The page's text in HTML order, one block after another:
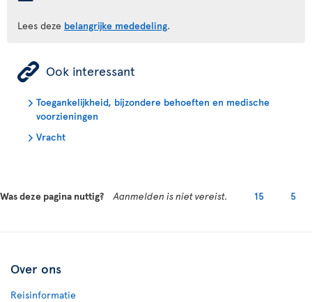
Lees deze belangrijke mededeling.
ÿ Ook interessant
Toegankelijkheid, bijzondere behoeften en medische
voorzieningen
Vracht
Was deze pagina nuttig? Aanmelden is niet vereist. 15 5
Over ons
Reisinformatie